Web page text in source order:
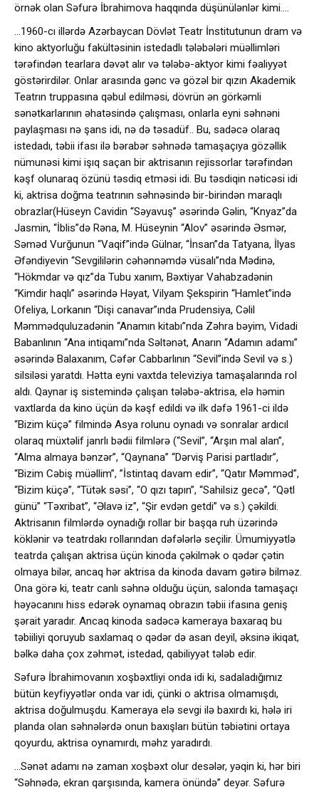
örnək olan Səfurə İbrahimova haqqında düşünülənlər kimi….
…1960-cı illərdə Azərbaycan Dövlət Teatr İnstitutunun dram və
kino aktyorluğu fakültəsinin istedadlı tələbələri müəllimləri
tərəfindən tearlara dəvət alır və tələbə-aktyor kimi fəaliyyət
göstərirdilər. Onlar arasında gənc və gözəl bir qızın Akademik
Teatrın truppasına qəbul edilməsi, dövrün ən görkəmli
sənətkarlarının əhatəsində çalışması, onlarla eyni səhnəni
paylaşması nə şans idi, nə də təsadüf.. Bu, sadəcə olaraq
istedadı, təbii ifası ilə bərabər səhnədə tamaşaçıya gözəllik
nümunəsi kimi işıq saçan bir aktrisanın rejissorlar tərəfindən
kəşf olunaraq özünü təsdiq etməsi idi. Bu təsdiqin nəticəsi idi
ki, aktrisa doğma teatrının səhnəsində bir-birindən maraqlı
obrazlar(Hüseyn Cavidin “Səyavuş” əsərində Gəlin, “Knyaz”da
Jasmin, “İblis”də Rəna, M. Hüseynin “Alov” əsərində Əsmər,
Səməd Vurğunun “Vaqif”ində Gülnar, “İnsan”da Tatyana, İlyas
Əfəndiyevin “Sevgililərin cəhənnəmdə vüsalı”nda Mədinə,
“Hökmdar və qız”da Tubu xanım, Bəxtiyar Vahabzadənin
“Kimdir haqlı” əsərində Həyat, Vilyam Şekspirin “Hamlet”ində
Ofeliya, Lorkanın “Dişi canavar”ında Prudensiya, Cəlil
Məmmədquluzadənin “Anamın kitabı”nda Zəhra bəyim, Vidadi
Babanlının “Ana intiqamı”nda Səltənət, Anarın “Adamın adamı”
əsərində Balaxanım, Cəfər Cabbarlının “Sevil”ində Sevil və s.)
silsiləsi yaratdı. Hətta eyni vaxtda televiziya tamaşalarında rol
aldı. Qaynar iş sistemində çalışan tələbə-aktrisa, elə həmin
vaxtlarda da kino üçün də kəşf edildi və ilk dəfə 1961-ci ildə
“Bizim küçə” filmində Asya rolunu oynadı və sonralar ardıcıl
olaraq müxtəlif janrlı bədii filmlərə (“Sevil”, “Arşın mal alan”,
“Alma almaya bənzər”, “Qaynana” “Dərviş Parisi partladır”,
“Bizim Cəbiş müəllim”, ”İstintaq davam edir”, “Qatır Məmməd”,
“Bizim küçə”, “Tütək səsi”, “O qızı tapın”, “Sahilsiz gecə”, “Qətl
günü” “Təxribat”, “Əlavə iz”, “Şir evdən getdi” və s.) çəkildi.
Aktrisanın filmlərdə oynadığı rollar bir başqa ruh üzərində
köklənir və teatrdakı rollarından dəfələrlə seçilir. Ümumiyyətlə
teatrda çalışan aktrisa üçün kinoda çəkilmək o qədər çətin
olmaya bilər, ancaq hər aktrisa da kinoda davam gətirə bilməz.
Ona görə ki, teatr canlı səhnə olduğu üçün, salonda tamaşaçı
həyəcanını hiss edərək oynamaq obrazın təbii ifasına geniş
şərait yaradır. Ancaq kinoda sadəcə kameraya baxaraq bu
təbiiliyi qoruyub saxlamaq o qədər də asan deyil, əksinə ikiqat,
bəlkə daha çox zəhmət, istedad, qabiliyyət tələb edir.
Səfurə İbrahimovanın xoşbəxtliyi onda idi ki, sadaladığımız
bütün keyfiyyətlər onda var idi, çünki o aktrisa olmamışdı,
aktrisa doğulmuşdu. Kameraya elə sevgi ilə baxırdı ki, hələ iri
planda olan səhnələrdə onun baxışları bütün təbiətini ortaya
qoyurdu, aktrisa oynamırdı, məhz yaradırdı.
…Sənət adamı nə zaman xoşbəxt olur desələr, yəqin ki, hər biri
“Səhnədə, ekran qarşısında, kamera önündə” deyər. Səfurə